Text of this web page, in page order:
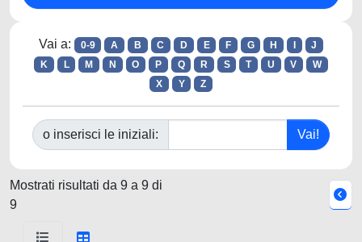
Vai a: 0-9 A B C D E F G H
J
K
L M N O P Q R S T U V
W
X
Y Z
o inserisci le iniziali:
Mostrati risultati da 9 a 9 di
9